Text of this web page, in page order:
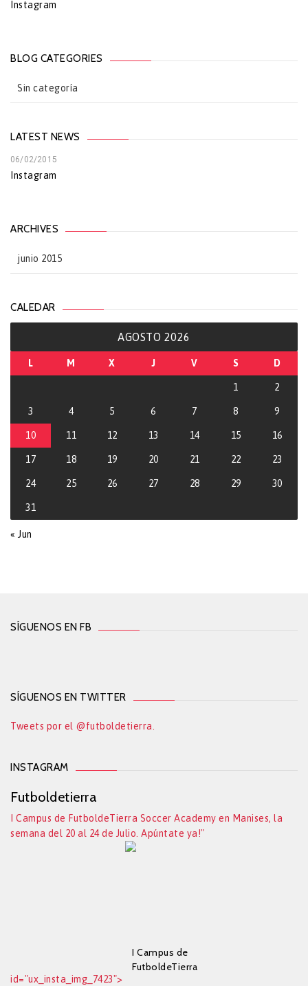
Instagram
BLOG CATEGORIES
Sin categoría
LATEST NEWS
06/02/2015
Instagram
ARCHIVES
junio 2015
CALEDAR
AGOSTO 2026
L M X J V S D
1 2
3 4 5 6 7 8 9
10 11 12 13 14 15 16
17 18 19 20 21 22 23
24 25 26 27 28 29 30
31
« Jun
SÍGUENOS EN FB
SÍGUENOS EN TWITTER
Tweets por el @futboldetierra.
INSTAGRAM
Futboldetierra
I Campus de FutboldeTierra Soccer Academy en Manises, la
semana del 20 al 24 de Julio. Apúntate ya!"
id="ux_insta_img_7423">
I Campus de
FutboldeTierra